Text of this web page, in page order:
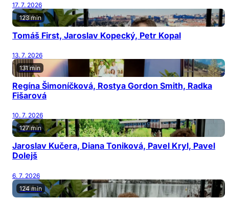
17. 7. 2026
123 min
Tomáš First, Jaroslav Kopecký, Petr Kopal
13. 7. 2026
131 min
Regína Šimoníčková, Rostya Gordon Smith, Radka
Fišarová
10. 7. 2026
127 min
Jaroslav Kučera, Diana Toniková, Pavel Kryl, Pavel
Dolejš
6. 7. 2026
124 min